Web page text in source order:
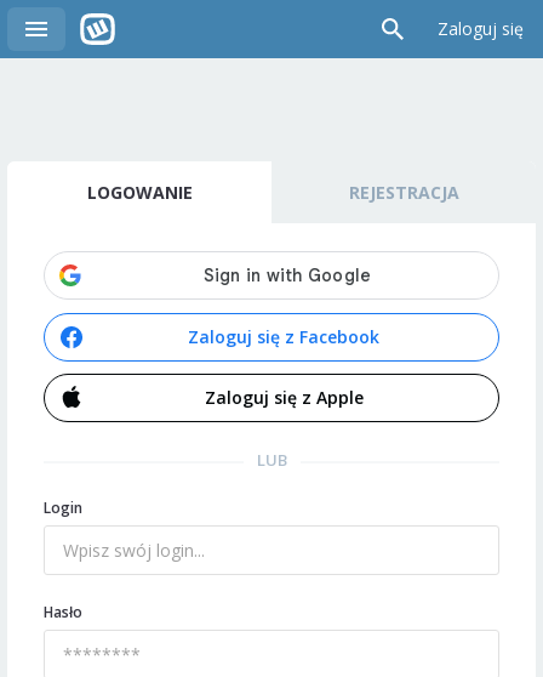
Zaloguj się
LOGOWANIE REJESTRACJA
Zaloguj się z Facebook
Zaloguj się z Apple
LUB
Login
Hasło